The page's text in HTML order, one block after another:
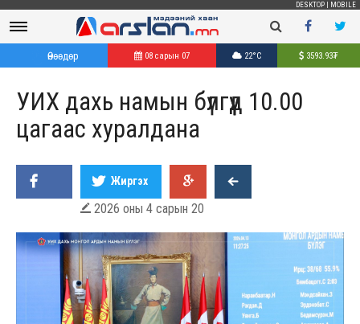
DESKTOP MOBILE
Өнөөдөр 08 сарын 07 22°C 3593.93₮
УИХ дахь намын бүлгүүд 10.00
цагаас хуралдана
Жиргэх
 2026 оны 4 сарын 20